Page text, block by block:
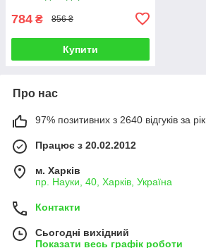
784 ₴ 856 ₴
Купити
Про нас
97% позитивних з 2640 відгуків за рік
Працює з 20.02.2012
м. Харків
пр. Науки, 40, Харків, Україна
Контакти
Сьогодні вихідний
Показати весь графік роботи